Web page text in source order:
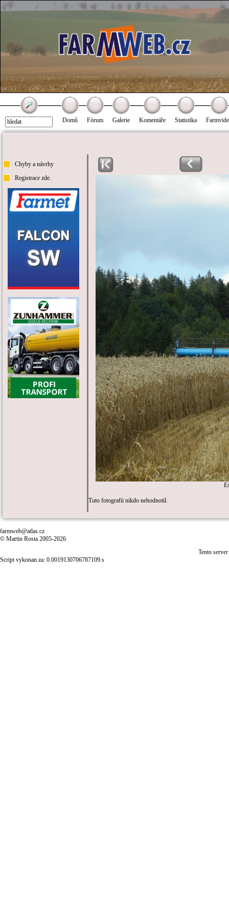
Domů Fórum Galerie Komentáře Statistika
Chyby a návrhy
Registrace zde.
Tuto fotografii nikdo nehodnotil.
farmweb@atlas.cz
© Martin Rosta 2005-2026
Tento
Script vykonan za: 0.0019130706787109.s